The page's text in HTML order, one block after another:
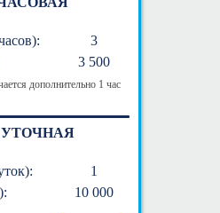
3
3 500
дополнительно 1 час
1
10 000